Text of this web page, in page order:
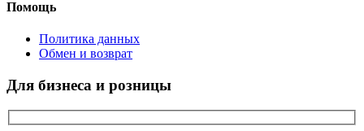
Помощь
Политика данных
Обмен и возврат
Для бизнеса и розницы